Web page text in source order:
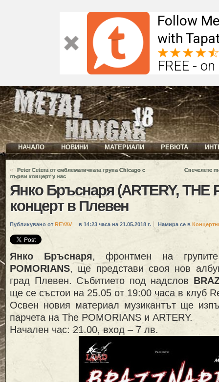
Follow
with
FREE -
НАЧАЛО НОВИНИ МАТЕРИАЛИ РЕВЮТА
«
Peter Cetera oт емблематичната група Chicago с
първи концерт у нас
Спечелете
Янко Бръснаря (ARTERY, THE
концерт в Плевен
Публикувано от REYAV в 14:23 часа на 21.05.2018 г. Намира се в
Янко Бръснаря, фронтмен на групите
POMORIANS, ще представи своя нов
град Плевен. Събитието под надслов
ще се състои на 25.05 от 19:00 часа в клуб
Освен новия материал музикантът ще
парчета на The POMORIANS и ARTERY.
Начален час: 21.00, вход – 7 лв.